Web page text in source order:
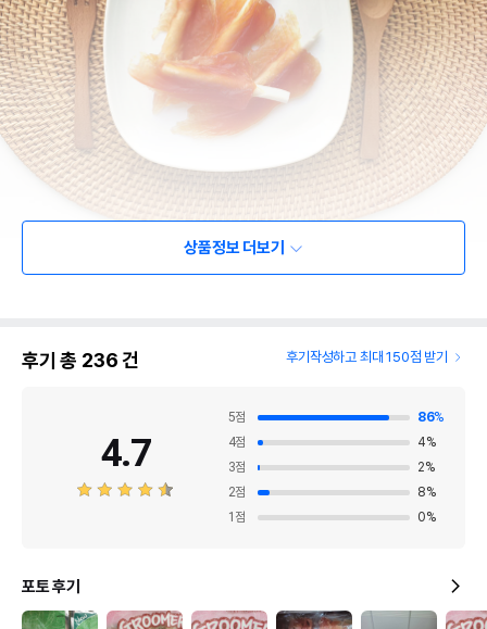
상품정보 더보기
후기 총 236건 후기작성하고 최대 150점 받기
4.7
5점 86%
4점 4%
3점 2%
2점 8%
1 점 0%
포토 후기